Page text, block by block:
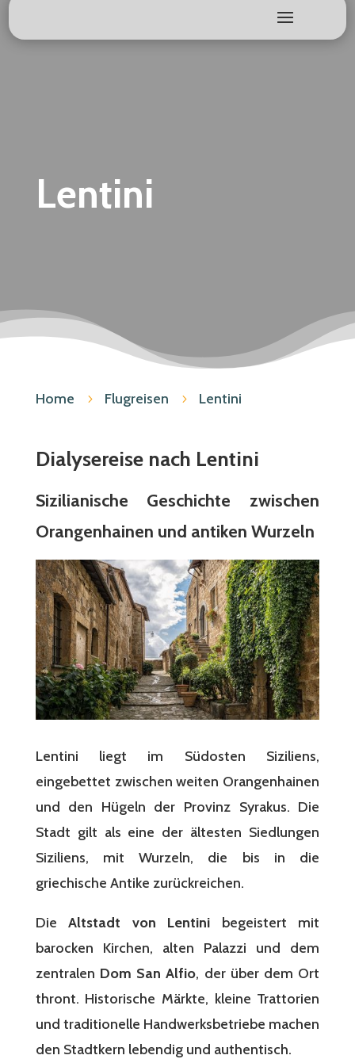
Lentini
Home 5 Flugreisen 5 Lentini
Dialysereise nach Lentini
Sizilianische Geschichte zwischen
Orangenhainen und antiken Wurzeln
Lentini liegt im Südosten Siziliens,
eingebettet zwischen weiten Orangenhainen
und den Hügeln der Provinz Syrakus. Die
Stadt gilt als eine der ältesten Siedlungen
Siziliens, mit Wurzeln, die bis in die
griechische Antike zurückreichen.
DieAltstadt von Lentini begeistert mit
barocken Kirchen, alten Palazzi und dem
zentralen Dom San Alfio, der über dem Ort
thront. Historische Märkte, kleine Trattorien
und traditionelle Handwerksbetriebe machen
den Stadtkern lebendig und authentisch.